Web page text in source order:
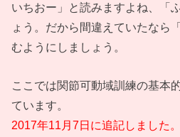
いちおー」と読みますよね、「
ょう。だから間違えていたなら
むようにしましょう。
ここでは関節可動域訓練の基本
ています。
2017年11月7日に追記しました。